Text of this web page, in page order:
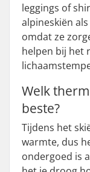
leggings of
alpineskiën
omdat ze
helpen bij het
Welk
beste?
Tijdens het
warmte, dus
ondergoed is